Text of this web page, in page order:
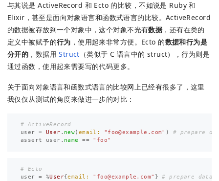
与其说是 ActiveRecord 和 Ecto 的比较，不如说是 Ruby 和
Elixir，甚至是面向对象语言和函数式语言的比较。ActiveRecord
的数据被存放到一个对象中，这个对象不光有数据，还有在类的
定义中被赋予的行为 ，使用起来非常方便。Ecto 的数据和行为是
分开的 ，数据用Struct （类似于 C 语言中的 struct），行为则是
通过函数，使用起来需要写的代码更多。
关于面向对象语言和函数式语言的比较网上已经有很多了，这里
我仅仅从测试的角度来做进一步的对比：
# ActiveRecord
user
= User . new( email: " foo@example.com" )
# prepare
assert
user . name == "foo"
# Ecto
user
= %User{email: " foo@example.com" }
# prepare data